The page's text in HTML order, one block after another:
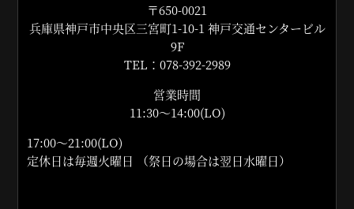
〒650-0021
兵庫県神戸市中央区三宮町1-10-1 神戸交通センタービル
9F
TEL：078-392-2989
営業時間
11:30〜14:00(LO)
17:00〜21:00(LO)
定休日は毎週火曜日
（祭日の場合は翌日水曜日）